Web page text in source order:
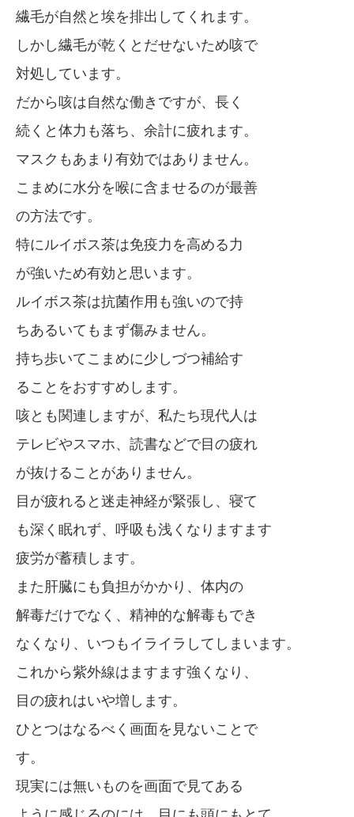
繊毛が自然と埃を排出してくれます。
しかし繊毛が乾くとだせないため咳で
対処しています。
だから咳は自然な働きですが、長く
続くと体力も落ち、余計に疲れます。
マスクもあまり有効ではありません。
こまめに水分を喉に含ませるのが最善
の方法です。
特にルイボス茶は免疫力を高める力
が強いため有効と思います。
ルイボス茶は抗菌作用も強いので持
ちあるいてもまず傷みません。
持ち歩いてこまめに少しづつ補給す
ることをおすすめします。
咳とも関連しますが、私たち現代人は
テレビやスマホ、読書などで目の疲れ
が抜けることがありません。
目が疲れると迷走神経が緊張し、寝て
も深く眠れず、呼吸も浅くなりますます
疲労が蓄積します。
また肝臓にも負担がかかり、体内の
解毒だけでなく、精神的な解毒もでき
なくなり、いつもイライラしてしまいます。
これから紫外線はますます強くなり、
目の疲れはいや増します。
ひとつはなるべく画面を見ないことで
す。
現実には無いものを画面で見てある